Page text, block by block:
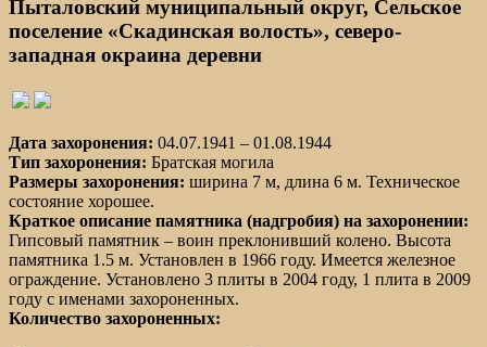
Пыталовский муниципальный округ, Сельское
поселение «Скадинская волость», северо-
западная окраина деревни
Дата захоронения: 04.07.1941 – 01.08.1944
Тип захоронения: Братская могила
Размеры захоронения: ширина 7 м, длина 6 м. Техническое
состояние хорошее.
Краткое описание памятника (надгробия) на захоронении:
Гипсовый памятник – воин преклонивший колено. Высота
памятника 1.5 м. Установлен в 1966 году. Имеется железное
ограждение. Установлено 3 плиты в 2004 году, 1 плита в 2009
году с именами захороненных.
Количество захороненных: